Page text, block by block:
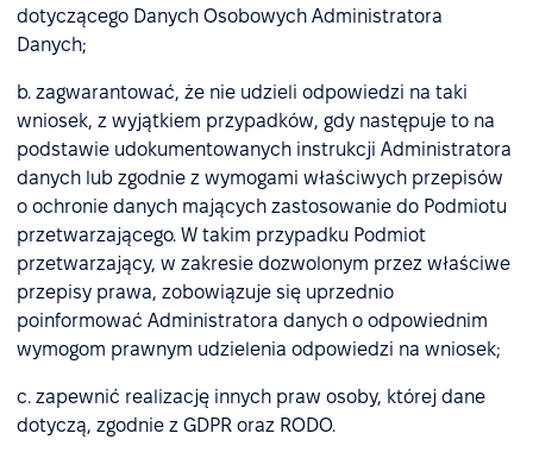
dotyczącego Danych Osobowych Administratora
Danych;
b. zagwarantować, że nie udzieli odpowiedzi na taki
wniosek, z wyjątkiem przypadków, gdy następuje to na
podstawie udokumentowanych instrukcji Administratora
danych lub zgodnie z wymogami właściwych przepisów
o ochronie danych mających zastosowanie do Podmiotu
przetwarzającego. W takim przypadku Podmiot
przetwarzający, w zakresie dozwolonym przez właściwe
przepisy prawa, zobowiązuje się uprzednio
poinformować Administratora danych o odpowiednim
wymogom prawnym udzielenia odpowiedzi na wniosek;
c. zapewnić realizację innych praw osoby, której dane
dotyczą, zgodnie z GDPR oraz RODO.